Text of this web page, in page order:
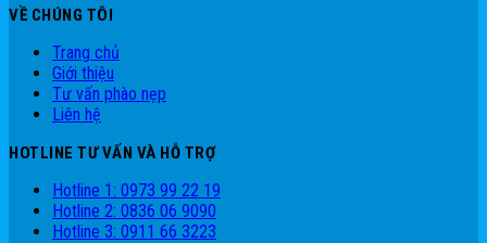
VỀ CHÚNG TÔI
Trang chủ
Giới thiệu
Tư vấn phào nẹp
Liên hệ
HOTLINE TƯ VẤN VÀ HỖ TRỢ
Hotline 1: 0973 99 22 19
Hotline 2: 0836 06 9090
Hotline 3: 0911 66 3223